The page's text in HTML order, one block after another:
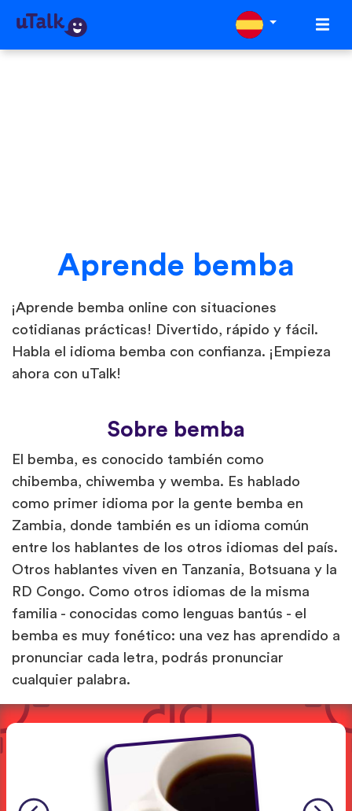
Aprende bemba
¡Aprende bemba online con situaciones
cotidianas prácticas! Divertido, rápido y fácil.
Habla el idioma bemba con confianza. ¡Empieza
ahora con uTalk!
Sobre bemba
El bemba, es conocido también como
chibemba, chiwemba y wemba. Es hablado
como primer idioma por la gente bemba en
Zambia, donde también es un idioma común
entre los hablantes de los otros idiomas del país.
Otros hablantes viven en Tanzania, Botsuana y la
RD Congo. Como otros idiomas de la misma
familia - conocidas como lenguas bantús - el
bemba es muy fonético: una vez has aprendido a
pronunciar cada letra, podrás pronunciar
cualquier palabra.